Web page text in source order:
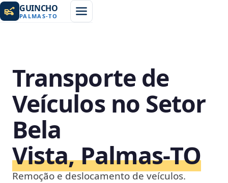
GUINCHO
PALMAS-TO
Transporte de
Veículos no Setor
Bela
Vista, Palmas‑TO
Remoção e deslocamento de veículos.